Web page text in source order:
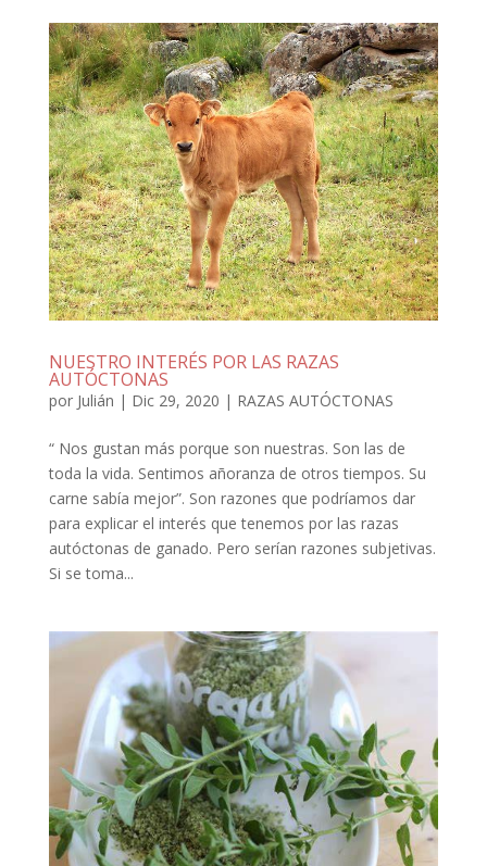
NUESTRO INTERÉS POR LAS RAZAS
AUTÓCTONAS
por Julián | Dic 29, 2020 | RAZAS AUTÓCTONAS
“ Nos gustan más porque son nuestras. Son las de
toda la vida. Sentimos añoranza de otros tiempos. Su
carne sabía mejor”. Son razones que podríamos dar
para explicar el interés que tenemos por las razas
autóctonas de ganado. Pero serían razones subjetivas.
Si se toma...